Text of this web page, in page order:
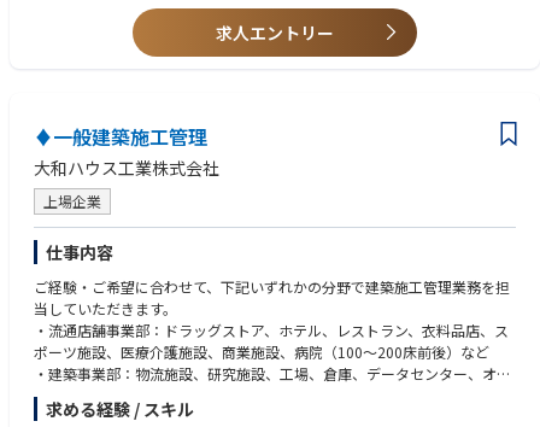
ただければ出退勤時間は自由にご調整いただくことが可能です
■下記いずれかのご資格をお持ちの方、もしくは実務経験により受験資格
1級管工事施工管理技士、1級電気工事施工管理技士、建築設備士、一級
求人エントリー
♦一般建築施工管理
大和ハウス工業株式会社
上場企業
仕事内容
ご経験・ご希望に合わせて、下記いずれかの分野で建築施工管理業務を担
当していただきます。
・流通店舗事業部：ドラッグストア、ホテル、レストラン、衣料品店、ス
ポーツ施設、医療介護施設、商業施設、病院（100〜200床前後）など
・建築事業部：物流施設、研究施設、工場、倉庫、データセンター、オフ
ィスビル、大型商業施設、中高層レジデンスなど
求める経験 / スキル